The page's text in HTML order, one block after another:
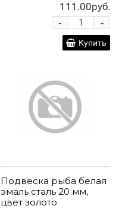
111.00руб.
+
-
Купить
Подвеска рыба белая
эмаль сталь 20 мм,
цвет золото